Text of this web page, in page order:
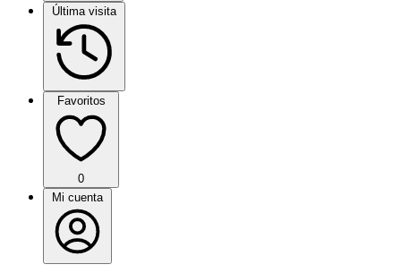
Última visita
Favoritos
0
Mi cuenta